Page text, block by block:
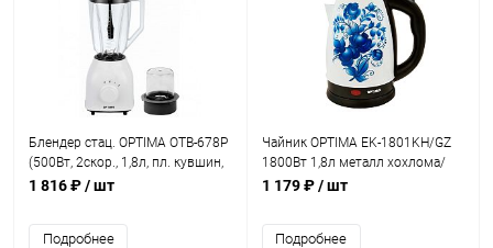
Блендер стац. OPTIMA OTB-678P
(500Вт, 2скор., 1,8л, пл. кувшин,
импульс,измельчитель)
1 816 ₽/ шт
Подробнее
Чайник OPTIMA EK-1801KH/GZ
1800Вт 1,8л металл хохлома/
гжель
1 179 ₽/ шт
Подробнее